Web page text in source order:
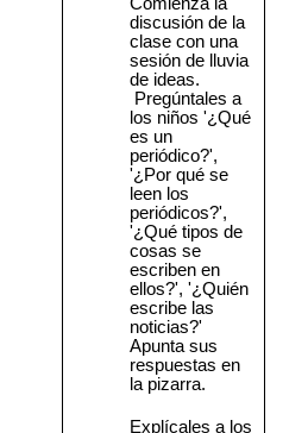
discusión de la
clase con una
sesión de lluvia
de ideas.
Pregúntales a
los niños '¿Qué
es un
periódico?',
'¿Por qué se
leen los
periódicos?',
'¿Qué tipos de
cosas se
escriben en
ellos?', '¿Quién
escribe las
noticias?'
Apunta sus
respuestas en
la pizarra.
Explícales a los